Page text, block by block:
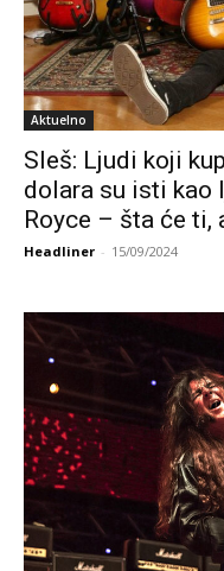
Aktuelno
Sleš: Ljudi koji
dolara su isti kao
Royce – šta će ti,
Headliner - 15/09/2024